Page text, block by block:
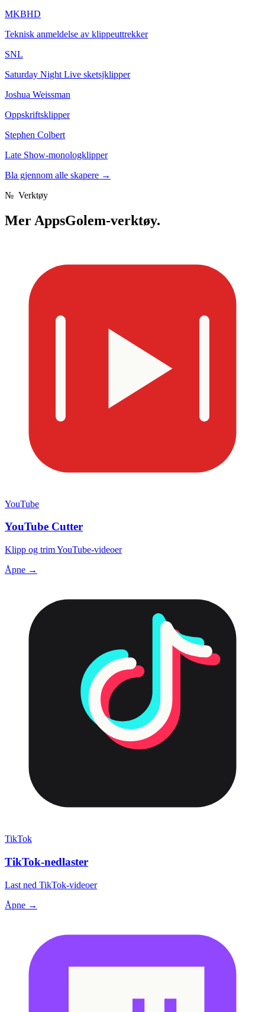
MKBHD
Teknisk anmeldelse av klippeuttrekker
SNL
Saturday Night Live sketsjklipper
Joshua Weissman
Oppskriftsklipper
Stephen Colbert
Late Show-monologklipper
Bla gjennom alle skapere →
№ Verktøy
Mer AppsGolem-verktøy.
YouTube
YouTube Cutter
Klipp og trim YouTube-videoer
Åpne →
TikTok
TikTok-nedlaster
Last ned TikTok-videoer
Åpne →